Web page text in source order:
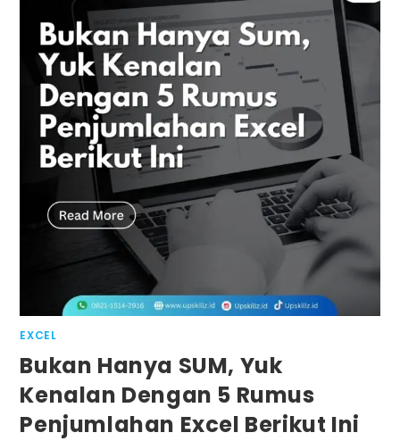
EXCEL
Bukan Hanya SUM, Yuk
Kenalan Dengan 5 Rumus
Penjumlahan Excel Berikut Ini